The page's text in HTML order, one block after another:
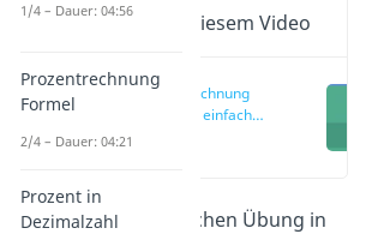
Wichtige Inhalte in diesem Video
Prozentrechnung
Aufgaben einfach
Wenn du noch ein bisschen Übung in
1/4 – Dauer: 04:56
Prozentrechnung
Formel
2/4 – Dauer: 04:21
Prozent in
Dezimalzahl